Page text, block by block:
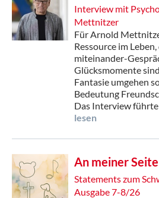
Interview mit
Mettnitzer
Für Arnold
Ressource im
miteinander-
Glücksmomente
Fantasie umgehen
Bedeutung
Das Interview
lesen
An meiner Seite
Statements zum
Ausgabe 7-8/26